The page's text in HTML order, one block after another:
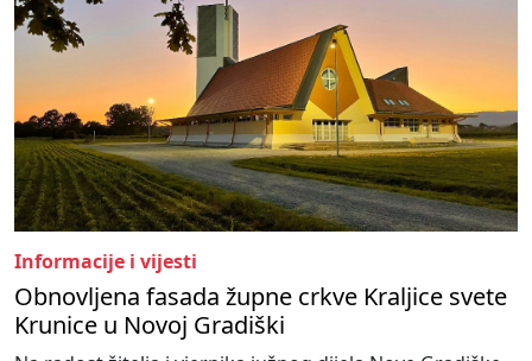
Informacije i vijesti
Obnovljena fasada župne crkve Kraljice svete
Krunice u Novoj Gradiški